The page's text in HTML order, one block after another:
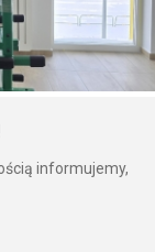
informujemy,